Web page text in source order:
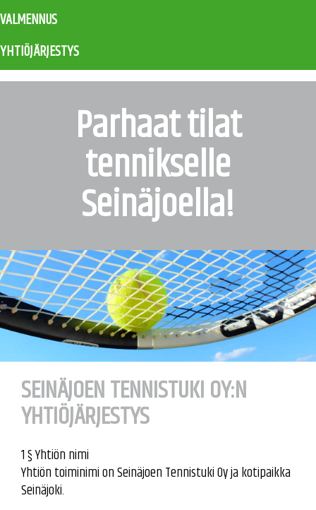
VALMENNUS
YHTIÖJÄRJESTYS
Parhaat tilat
tennikselle
Seinäjoella!
SEINÄJOEN TENNISTUKI OY:N
YHTIÖJÄRJESTYS
1 § Yhtiön nimi
Yhtiön toiminimi on Seinäjoen Tennistuki Oy ja kotipaikka
Seinäjoki.